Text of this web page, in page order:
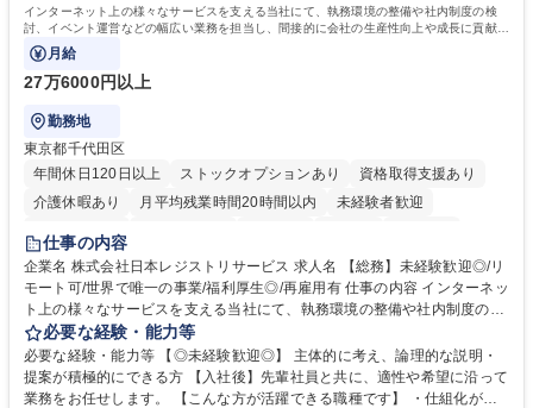
インターネット上の様々なサービスを支える当社にて、執務環境の整備や社内制度の検
討、イベント運営などの幅広い業務を担当し、間接的に会社の生産性向上や成長に貢献し
ている部署です。
月給
27万6000円以上
勤務地
東京都千代田区
年間休日120日以上
ストックオプションあり
資格取得支援あり
介護休暇あり
月平均残業時間20時間以内
未経験者歓迎
住宅手当あり
完全週休2日制
交通費支給 駅近5分以内 土日祝休み 服装自由
仕事の内容
企業名 株式会社日本レジストリサービス 求人名 【総務】未経験歓迎◎/リ
モート可/世界で唯一の事業/福利厚生◎/再雇用有 仕事の内容 インターネッ
ト上の様々なサービスを支える当社にて、執務環境の整備や社内制度の検
討、イベント運営などの幅広い業務を担当し、間接的に会社の生産性向上
や成長に貢献している部署です。 会社の全メンバーが安心して長く成果を
発揮できる環境を整えるために、毎日のメンテナンスや維持管理に加え、
新たな施策検討を積極的に行っていただき、会社全体を巻き込み課題解決
必要な経験・能力等
必要な経験・能力等 【◎未経験歓迎◎】 主体的に考え、論理的な説明・
提案が積極的にできる方 【入社後】先輩社員と共に、適性や希望に沿って
業務をお任せします。 【こんな方が活躍できる職種です】 ・仕組化が好